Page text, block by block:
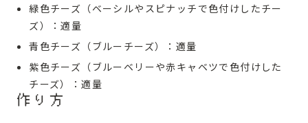
緑色チーズ（ベーシルやスピナッチで色付けしたチー
ズ）：適量
青色チーズ（ブルーチーズ）：適量
紫色チーズ（ブルーベリーや赤キャベツで色付けした
チーズ）：適量
作り方